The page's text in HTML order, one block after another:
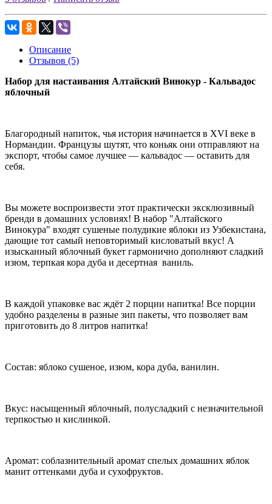
Описание
Отзывов (5)
Набор для настаивания Алтайский Винокур - Кальвадос
яблочный
Благородный напиток, чья история начинается в XVI веке в
Нормандии. Французы шутят, что коньяк они отправляют на
экспорт, чтобы самое лучшее — кальвадос — оставить для
себя.
Вы можете воспроизвести этот практически эксклюзивный
бренди в домашних условиях! В набор "Алтайского
Винокура" входят сушеные полудикие яблоки из Узбекистана,
дающие тот самый неповторимый кисловатый вкус! А
изысканный яблочный букет гармонично дополняют сладкий
изюм, терпкая кора дуба и десертная ваниль.
В каждой упаковке вас ждёт 2 порции напитка! Все порции
удобно разделены в разные зип пакеты, что позволяет вам
приготовить до 8 литров напитка!
Состав: яблоко сушеное, изюм, кора дуба, ванилин.
Вкус: насыщенный яблочный, полусладкий с незначительной
терпкостью и кислинкой.
Аромат: соблазнительный аромат спелых домашних яблок
манит оттенками дуба и сухофруктов.